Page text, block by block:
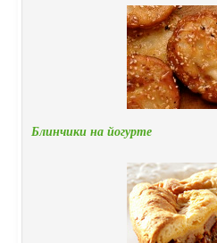
Блинчики на йогурте